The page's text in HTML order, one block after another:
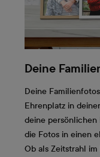
Deine
Deine
Ehrenplatz in
deine
die Fotos in einen
Ob als Zeitstrahl